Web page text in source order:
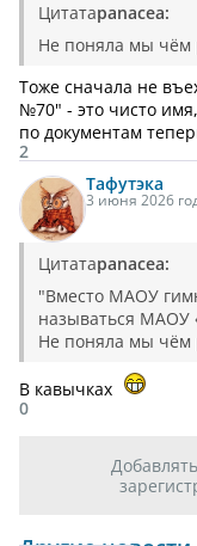
Цитатаpanacea:
Не поняла мы чём
Тоже сначала не
№70" - это чисто
по документам
2
Тафутэка
3 июня 2026
Цитатаpanacea:
"Вместо МАОУ
называться МАОУ
Не поняла мы чём
В кавычках
0